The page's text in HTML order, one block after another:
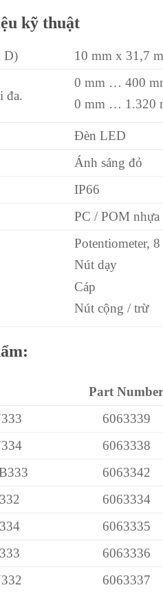
kỹ thuật
D) 10 mm x 31,7
đa.
0 mm … 400
0 mm … 1.320
Đèn LED
Ánh sáng đỏ
IP66
PC / POM nhựa
Potentiometer,
Nút dạy
Cáp
Nút cộng / trừ
Part Number
6063339
6063338
6063342
6063334
6063335
6063336
6063337